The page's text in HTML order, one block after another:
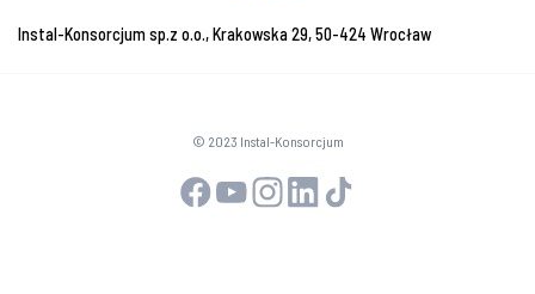
Instal-Konsorcjum sp.z o.o., Krakowska 29, 50-424 Wrocław
© 2023 Instal-Konsorcjum